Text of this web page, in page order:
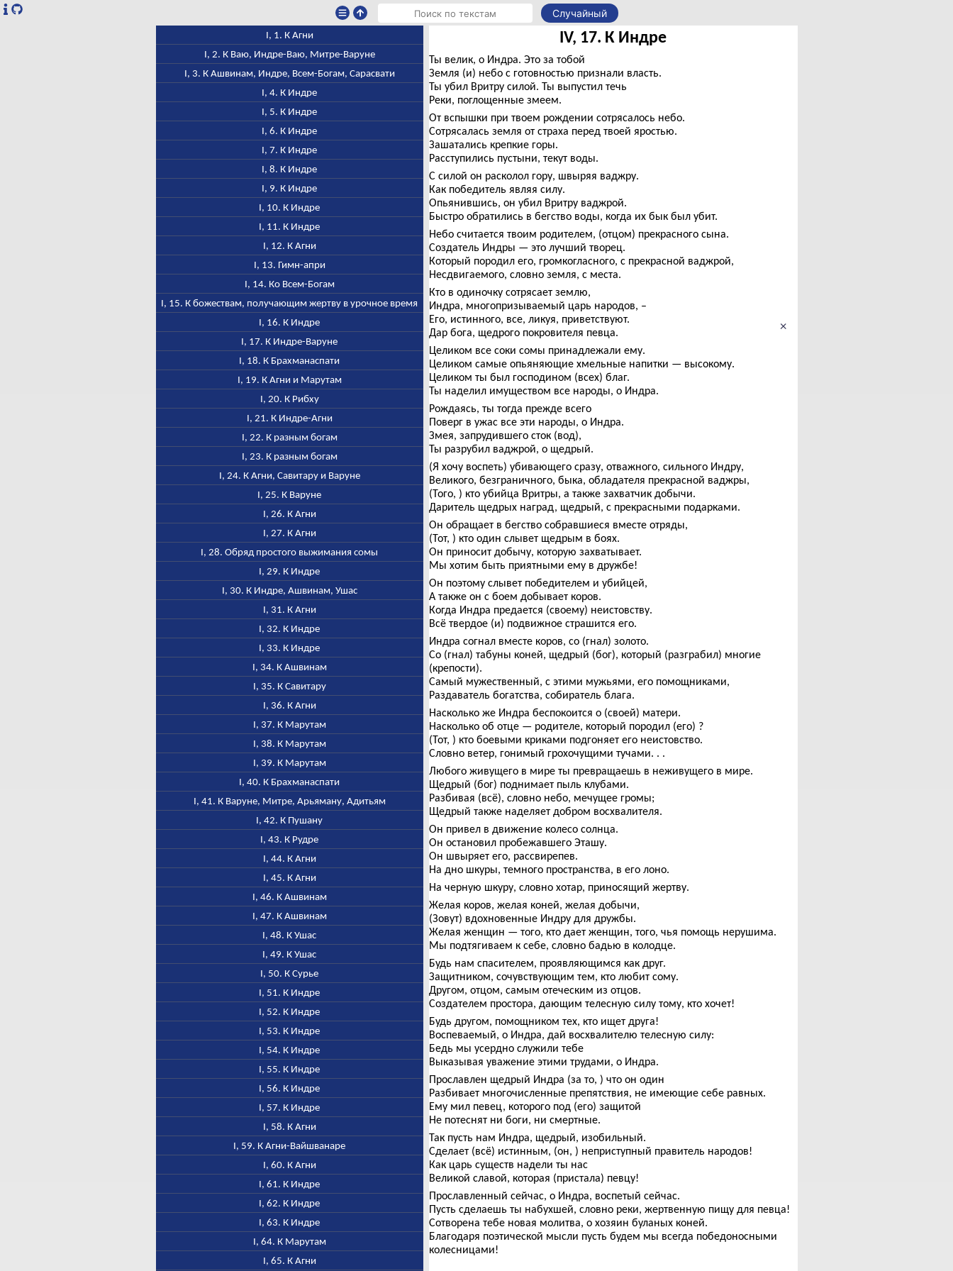
Случайный
I, 1. К Агни
I, 2. К Ваю, Индре-Ваю, Митре-Варуне
I, 3. К Ашвинам, Индре, Всем-Богам, Сарасвати
I, 4. К Индре
I, 5. К Индре
I, 6. К Индре
I, 7. К Индре
I, 8. К Индре
I, 9. К Индре
I, 10. К Индре
I, 11. К Индре
I, 12. К Агни
I, 13. Гимн-апри
I, 14. Ко Всем-Богам
I, 15. К божествам, получающим жертву в урочное время
I, 16. К Индре
I, 17. К Индре-Варуне
I, 18. К Брахманаспати
I, 19. К Агни и Марутам
I, 20. К Рибху
I, 21. К Индре-Агни
I, 22. К разным богам
I, 23. К разным богам
I, 24. К Агни, Савитару и Варуне
I, 25. К Варуне
I, 26. К Агни
I, 27. К Агни
I, 28. Обряд простого выжимания сомы
I, 29. К Индре
I, 30. К Индре, Ашвинам, Ушас
I, 31. К Агни
I, 32. К Индре
I, 33. К Индре
I, 34. К Ашвинам
I, 35. К Савитару
I, 36. К Агни
I, 37. К Марутам
I, 38. К Марутам
I, 39. К Марутам
I, 40. К Брахманаспати
I, 41. К Варуне, Митре, Арьяману, Адитьям
I, 42. К Пушану
I, 43. К Рудре
I, 44. К Агни
I, 45. К Агни
I, 46. К Ашвинам
I, 47. К Ашвинам
I, 48. К Ушас
I, 49. К Ушас
I, 50. К Сурье
I, 51. К Индре
I, 52. К Индре
I, 53. К Индре
I, 54. К Индре
I, 55. К Индре
I, 56. К Индре
I, 57. К Индре
I, 58. К Агни
I, 59. К Агни-Вайшванаре
I, 60. К Агни
I, 61. К Индре
I, 62. К Индре
I, 63. К Индре
I, 64. К Марутам
I, 65. К Агни
×
IV, 17. К Индре
Ты велик, о Индра. Это за тобой
Земля (и) небо с готовностью признали власть.
Ты убил Вритру силой. Ты выпустил течь
Реки, поглощенные змеем.
От вспышки при твоем рождении сотрясалось небо.
Сотрясалась земля от страха перед твоей яростью.
Зашатались крепкие горы.
Расступились пустыни, текут воды.
С силой он расколол гору, швыряя ваджру.
Как победитель являя силу.
Опьянившись, он убил Вритру ваджрой.
Быстро обратились в бегство воды, когда их бык был убит.
Небо считается твоим родителем, (отцом) прекрасного сына.
Создатель Индры — это лучший творец.
Который породил его, громкогласного, с прекрасной ваджрой,
Несдвигаемого, словно земля, с места.
Кто в одиночку сотрясает землю,
Индра, многопризываемый царь народов, –
Его, истинного, все, ликуя, приветствуют.
Дар бога, щедрого покровителя певца.
Целиком все соки сомы принадлежали ему.
Целиком самые опьяняющие хмельные напитки — высокому.
Целиком ты был господином (всех) благ.
Ты наделил имуществом все народы, о Индра.
Рождаясь, ты тогда прежде всего
Поверг в ужас все эти народы, о Индра.
Змея, запрудившего сток (вод),
Ты разрубил ваджрой, о щедрый.
(Я хочу воспеть) убивающего сразу, отважного, сильного Индру,
Великого, безграничного, быка, обладателя прекрасной ваджры,
(Того, ) кто убийца Вритры, а также захватчик добычи.
Даритель щедрых наград, щедрый, с прекрасными подарками.
Он обращает в бегство собравшиеся вместе отряды,
(Тот, ) кто один слывет щедрым в боях.
Он приносит добычу, которую захватывает.
Мы хотим быть приятными ему в дружбе!
Он поэтому слывет победителем и убийцей,
А также он с боем добывает коров.
Когда Индра предается (своему) неистовству.
Всё твердое (и) подвижное страшится его.
Индра согнал вместе коров, со (гнал) золото.
Со (гнал) табуны коней, щедрый (бог), который (разграбил) многие
(крепости).
Самый мужественный, с этими мужьями, его помощниками,
Раздаватель богатства, собиратель блага.
Насколько же Индра беспокоится о (своей) матери.
Насколько об отце — родителе, который породил (его) ?
(Тот, ) кто боевыми криками подгоняет его неистовство.
Словно ветер, гонимый грохочущими тучами. . .
Любого живущего в мире ты превращаешь в неживущего в мире.
Щедрый (бог) поднимает пыль клубами.
Разбивая (всё), словно небо, мечущее громы;
Щедрый также наделяет добром восхвалителя.
Он привел в движение колесо солнца.
Он остановил пробежавшего Эташу.
Он швыряет его, рассвирепев.
На дно шкуры, темного пространства, в его лоно.
На черную шкуру, словно хотар, приносящий жертву.
Желая коров, желая коней, желая добычи,
(Зовут) вдохновенные Индру для дружбы.
Желая женщин — того, кто дает женщин, того, чья помощь нерушима.
Мы подтягиваем к себе, словно бадью в колодце.
Будь нам спасителем, проявляющимся как друг.
Защитником, сочувствующим тем, кто любит сому.
Другом, отцом, самым отеческим из отцов.
Создателем простора, дающим телесную силу тому, кто хочет!
Будь другом, помощником тех, кто ищет друга!
Воспеваемый, о Индра, дай восхвалителю телесную силу:
Бедь мы усердно служили тебе
Выказывая уважение этими трудами, о Индра.
Прославлен щедрый Индра (за то, ) что он один
Разбивает многочисленные препятствия, не имеющие себе равных.
Ему мил певец, которого под (его) защитой
Не потеснят ни боги, ни смертные.
Так пусть нам Индра, щедрый, изобильный.
Сделает (всё) истинным, (он, ) неприступный правитель народов!
Как царь существ надели ты нас
Великой славой, которая (пристала) певцу!
Прославленный сейчас, о Индра, воспетый сейчас.
Пусть сделаешь ты набухшей, словно реки, жертвенную пищу для певца!
Сотворена тебе новая молитва, о хозяин буланых коней.
Благодаря поэтической мысли пусть будем мы всегда победоносными
колесницами!